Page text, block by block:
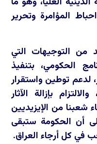
المؤامرة وتحرير
من التوجيهات التي
الحكومي، بتنفيذ
توطين واستقرار
بإزالة الآثار
شعبنا من الإيزيديين
أن الحكومة ستبقى
في كل أرجاء العراق.